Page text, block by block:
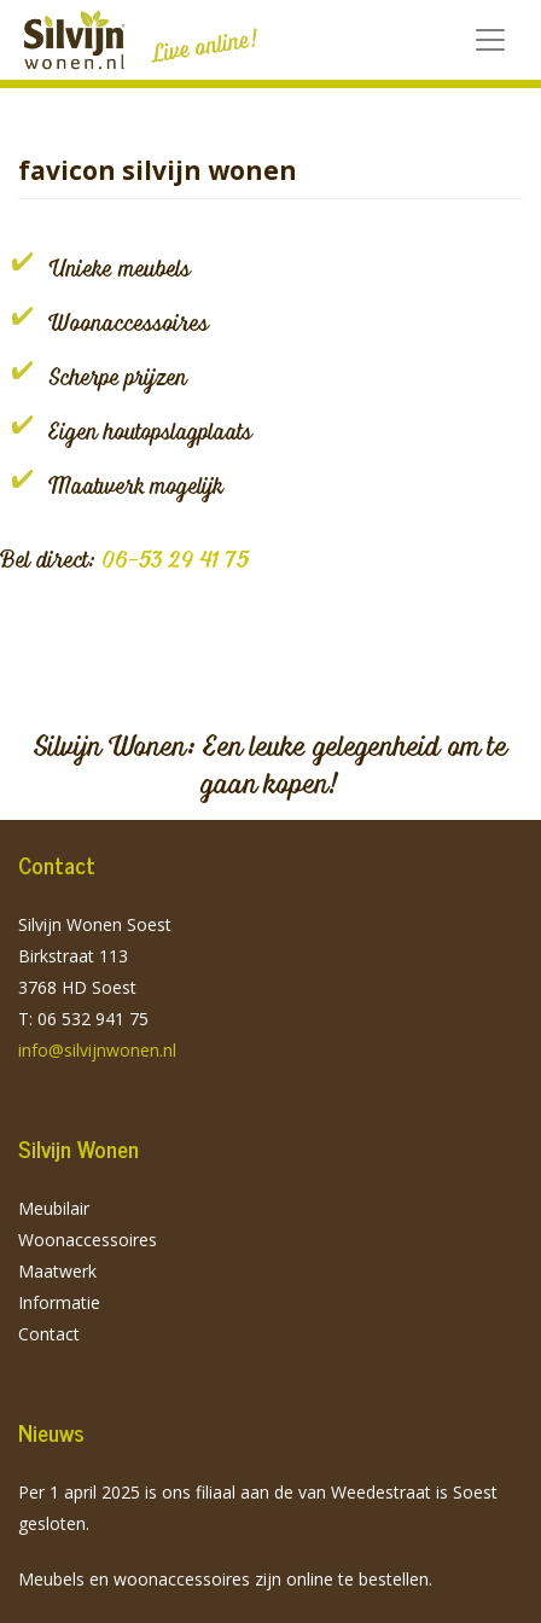
Skip
content
favicon silvijn wonen
Unieke meubels
Woonaccessoires
Scherpe prijzen
Eigen houtopslagplaats
Maatwerk mogelijk
Bel direct: 06-53 29 41 75
Silvijn Wonen: Een leuke gelegenheid om te
gaan kopen!
Contact
Silvijn Wonen Soest
Birkstraat 113
3768 HD Soest
T: 06 532 941 75
info@silvijnwonen.nl
Silvijn Wonen
Meubilair
Woonaccessoires
Maatwerk
Informatie
Contact
Nieuws
Per 1 april 2025 is ons filiaal aan de van Weedestraat is Soest
gesloten.
Meubels en woonaccessoires zijn online te bestellen.